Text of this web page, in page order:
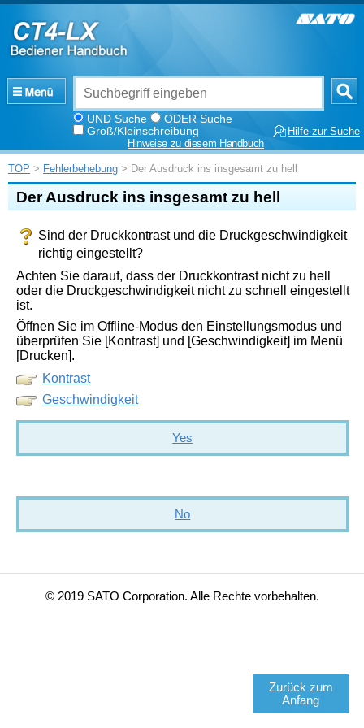
UND Suche
ODER Suche
Groß/Kleinschreibung
Hilfe zur Suche
Hinweise zu diesem Handbuch
TOP > Fehlerbehebung > Der Ausdruck ins insgesamt zu hell
Der Ausdruck ins insgesamt zu hell
Sind der Druckkontrast und die Druckgeschwindigkeit
richtig eingestellt?
Achten Sie darauf, dass der Druckkontrast nicht zu hell
oder die Druckgeschwindigkeit nicht zu schnell eingestellt
ist.
Öffnen Sie im Offline-Modus den Einstellungsmodus und
überprüfen Sie [Kontrast] und [Geschwindigkeit] im Menü
[Drucken].
Kontrast
Geschwindigkeit
Yes
No
Zurück zum
Anfang
© 2019 SATO Corporation. Alle Rechte vorbehalten.